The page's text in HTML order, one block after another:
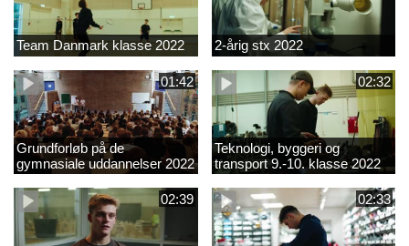
Team Danmark klasse 2022 2-årig stx 2022
01:42
Grundforløb på de
gymnasiale uddannelser 2022
02:32
Teknologi, byggeri og
transport 9.-10. klasse 2022
02:39 02:33